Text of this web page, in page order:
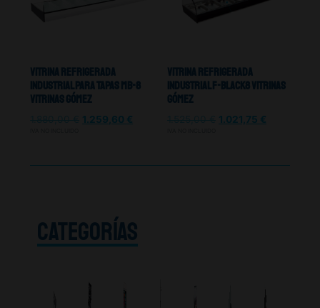
Vitrina Refrigerada
Industrial Para Tapas MB-8
Vitrinas Gómez
1.259,60 €
Vitrina Refrigerada
Industrial F-BLACK8 Vitrinas
Gómez
1.021,75 €
CATEGORÍAS